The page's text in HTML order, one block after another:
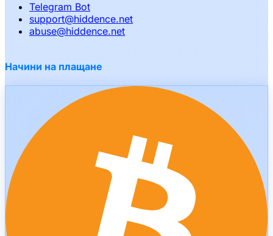
Telegram Bot
support@hiddence.net
abuse@hiddence.net
Начини на плащане